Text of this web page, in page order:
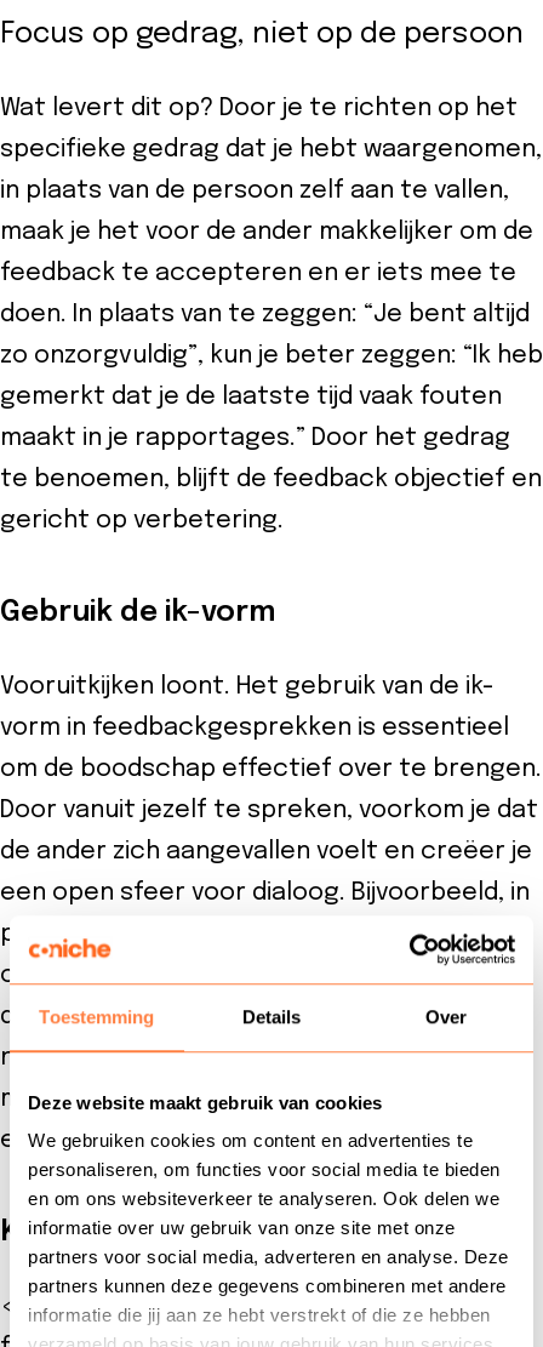
Toestemming Details Over
Deze website maakt gebruik van cookies
We gebruiken cookies om content en advertenties te
personaliseren, om functies voor social media te bieden
en om ons websiteverkeer te analyseren. Ook delen we
informatie over uw gebruik van onze site met onze
partners voor social media, adverteren en analyse. Deze
partners kunnen deze gegevens combineren met andere
informatie die jij aan ze hebt verstrekt of die ze hebben
Focus op gedrag, niet op de persoon
Wat levert dit op? Door je te richten op het
specifieke gedrag dat je hebt waargenomen,
in plaats van de persoon zelf aan te vallen,
maak je het voor de ander makkelijker om de
feedback te accepteren en er iets mee te
doen. In plaats van te zeggen: “Je bent altijd
zo onzorgvuldig”, kun je beter zeggen: “Ik heb
gemerkt dat je de laatste tijd vaak fouten
maakt in je rapportages.” Door het gedrag
te benoemen, blijft de feedback objectief en
gericht op verbetering.
Gebruik de ik-vorm
Vooruitkijken loont. Het gebruik van de ik-
vorm in feedbackgesprekken is essentieel
om de boodschap effectief over te brengen.
Door vanuit jezelf te spreken, voorkom je dat
de ander zich aangevallen voelt en creëer je
een open sfeer voor dialoog. Bijvoorbeeld, in
plaats van te zeggen: “Jij komt vaak te laat
op vergaderingen,” kun je zeggen: “Ik merk
dat ik het lastig vind wanneer vergaderingen
niet op tijd beginnen.” Deze benadering
maakt het gesprek minder confronterend
en bevordert wederzijds begrip.
Kies het juiste moment
<p>Het kiezen van het juiste moment om